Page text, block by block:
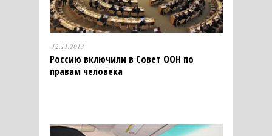
12.11.2013
Россию включили в Совет ООН по
правам человека